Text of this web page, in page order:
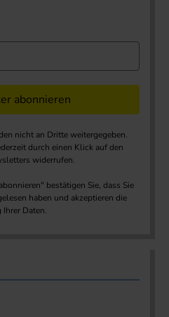
abonnieren
nicht an Dritte weitergegeben.
durch einen Klick auf den
widerrufen.
bestätigen Sie, dass Sie
haben und akzeptieren die
Daten.